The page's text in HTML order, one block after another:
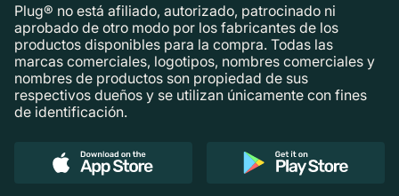
Plug® no está afiliado, autorizado, patrocinado ni
aprobado de otro modo por los fabricantes de los
productos disponibles para la compra. Todas las
marcas comerciales, logotipos, nombres comerciales y
nombres de productos son propiedad de sus
respectivos dueños y se utilizan únicamente con fines
de identificación.